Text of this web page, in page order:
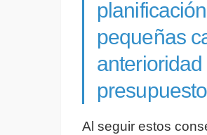
pequeñas
Al seguir estos